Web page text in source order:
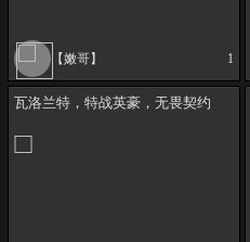
【嫩哥】 1
瓦洛兰特，特战英豪，无畏契约